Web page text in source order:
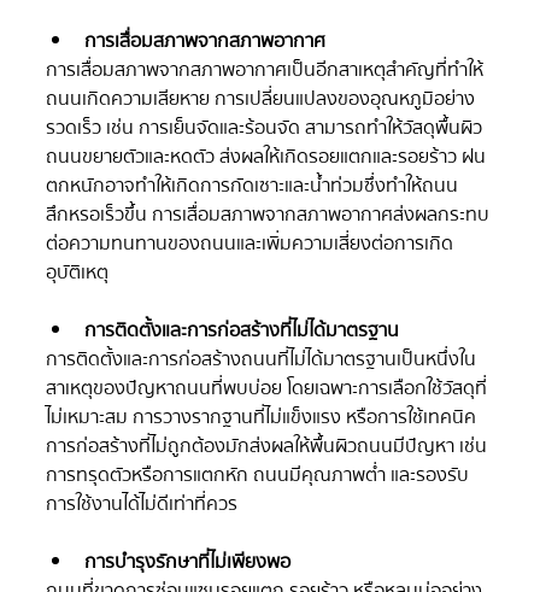
การเสื่อมสภาพจากสภาพอากาศ
การเสื่อมสภาพจากสภาพอากาศเป็นอีกสาเหตุสำคัญที่ทำให้
ถนนเกิดความเสียหาย การเปลี่ยนแปลงของอุณหภูมิอย่าง
รวดเร็ว เช่น การเย็นจัดและร้อนจัด สามารถทำให้วัสดุพื้นผิว
ถนนขยายตัวและหดตัว ส่งผลให้เกิดรอยแตกและรอยร้าว ฝน
ตกหนักอาจทำให้เกิดการกัดเซาะและน้ำท่วมซึ่งทำให้ถนน
สึกหรอเร็วขึ้น การเสื่อมสภาพจากสภาพอากาศส่งผลกระทบ
ต่อความทนทานของถนนและเพิ่มความเสี่ยงต่อการเกิด
อุบัติเหตุ
การติดตั้งและการก่อสร้างที่ไม่ได้มาตรฐาน
การติดตั้งและการก่อสร้างถนนที่ไม่ได้มาตรฐานเป็นหนึ่งใน
สาเหตุของปัญหาถนนที่พบบ่อย โดยเฉพาะการเลือกใช้วัสดุที่
ไม่เหมาะสม การวางรากฐานที่ไม่แข็งแรง หรือการใช้เทคนิค
การก่อสร้างที่ไม่ถูกต้องมักส่งผลให้พื้นผิวถนนมีปัญหา เช่น
การทรุดตัวหรือการแตกหัก ถนนมีคุณภาพต่ำ และรองรับ
การใช้งานได้ไม่ดีเท่าที่ควร
การบำรุงรักษาที่ไม่เพียงพอ